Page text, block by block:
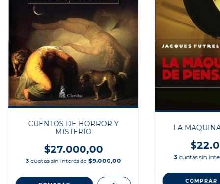
CUENTOS DE HORROR Y
MISTERIO
$27.000,00
3 cuotas sin interés de $9.000,00
LA
3 cuotas sin